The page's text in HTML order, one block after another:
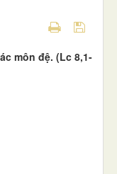
môn đệ. (Lc 8,1-